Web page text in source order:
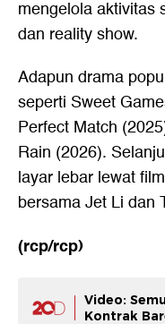
mengelola aktivitas
dan reality show.
Adapun drama
seperti Sweet
Perfect Match
Rain (2026).
layar lebar lewat
bersama Jet Li dan
(rcp/rcp)
Video:
Kontrak